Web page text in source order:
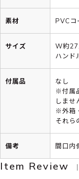
素材 PVCコ
サイズ
W約
ハンド
付属品
なし
※付属
しませ
※外箱
それら
備考 間口内
Item Review